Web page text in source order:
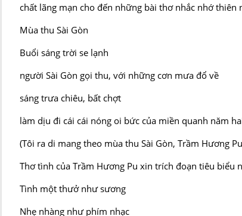
chất lãng mạn cho đến những bài thơ nhắc nhớ
Mùa thu Sài Gòn
Buổi sáng trời se lạnh
người Sài Gòn gọi thu, với những cơn mưa đổ về
sáng trưa chiêu, bất chợt
làm dịu đi cái cái nóng oi bức của miền quanh năm
(Tôi ra di mang theo mùa thu Sài Gòn, Trầm Hương
Thơ tình của Trầm Hương Pu xin trích đoạn tiêu biểu
Tình một thưở như sương
Nhẹ nhàng như phím nhạc